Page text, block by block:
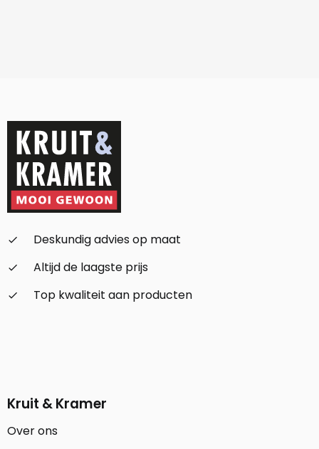
check_small
Deskundig advies op maat
check_small
Altijd de laagste prijs
check_small
Top kwaliteit aan producten
Kruit & Kramer
Over ons